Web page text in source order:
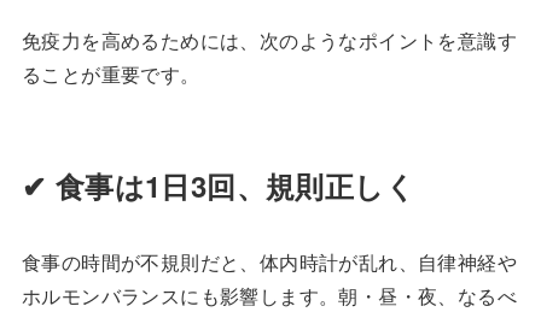
免疫力を高めるためには、次のようなポイントを意識す
ることが重要です。
✔ 食事は1日3回、規則正しく
食事の時間が不規則だと、体内時計が乱れ、自律神経や
ホルモンバランスにも影響します。朝・昼・夜、なるべ